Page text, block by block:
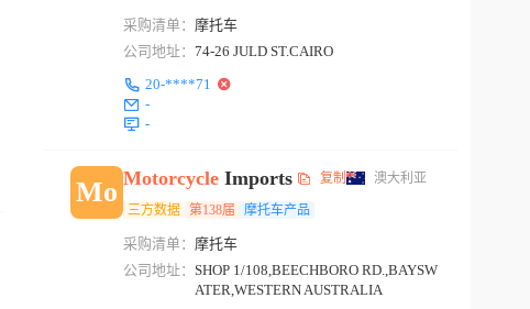
采购清单： 摩托车
公司地址：74-26 JULD ST.CAIRO
20-****71
-
-
Mo Motorcycle Imports 复制 澳大利亚
三方数据 第138届 摩托车产品
采购清单： 摩托车
公司地址：SHOP 1/108,BEECHBORO RD.,BAYSW
ATER,WESTERN AUSTRALIA